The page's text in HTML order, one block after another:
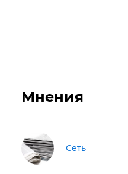
Мнения
Сеть